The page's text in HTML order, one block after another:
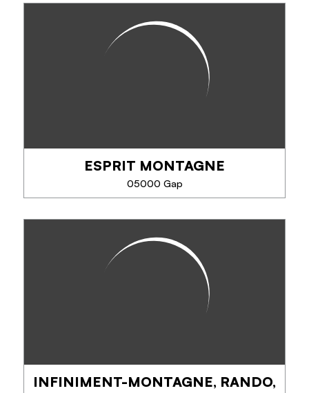
GAP AVENTURE
12 parcours, 180 ateliers, parcours pour les enfants
à partir de 2 ans, 3 châteaux gonflables (dont 1
nouveau), laser game en forêt sur 4000 m² à partir
TÉLÉPHONE
EN SAVOIR PLUS
ESPRIT MONTAGNE
05000 Gap
ESPRIT MONTAGNE
Activités en initiation, perfectionnement et famille. A
Canyoning : activité aquatique, ludique, toboggans
naturels, descente en rappel. Via Ferrata,
TÉLÉPHONE
INFINIMENT-MONTAGNE, RANDO,